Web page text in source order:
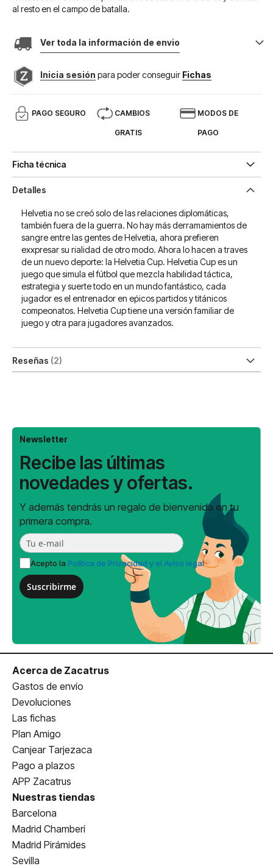
al resto en el campo de batalla.
Ver toda la información de envio
Inicia sesión para poder conseguir Fichas
PAGO SEGURO CAMBIOS
GRATIS
MODOS DE
PAGO
Ficha técnica
Detalles
Helvetia no se creó solo de las relaciones diplomáticas,
también fuera de la guerra. No hay más derramamientos de
sangre entre las gentes de Helvetia, ahora prefieren
exxpresar su rialidad de otro modo. Ahora lo hacen a traves
de un nuevo deporte: la Helvetia Cup. Helvetia Cup es un
juego que simula el fútbol que mezcla habilidad táctica,
estrategia y suerte todo en un mundo fantástico, cada
jugador es el entrenador en eṕicos partidos y titánicos
compeonatos. Helvetia Cup tiene una versión familiar de
juego y otra para jugadores avanzados.
Reseñas 2
Newsletter
Recibe las últimas
novedades y ofertas.
Y además tendrás un regalo de bienvenida en tu
primera compra.
Acepto la Política de Privacidad y el Aviso legal
Suscribirme
Acerca de Zacatrus
Gastos de envío
Devoluciones
Las fichas
Plan Amigo
Canjear Tarjezaca
Pago a plazos
APP Zacatrus
Nuestras tiendas
Barcelona
Madrid Chamberí
Madrid Pirámides
Sevilla